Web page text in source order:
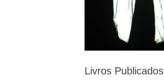
Livros Publicados